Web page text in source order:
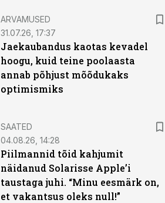
ARVAMUSED
31.07.26, 17:37
Jaekaubandus kaotas kevadel
hoogu, kuid teine poolaasta
annab põhjust mõõdukaks
optimismiks
SAATED
04.08.26, 14:28
Piilmannid tõid kahjumit
näidanud Solarisse Apple’i
taustaga juhi. “Minu eesmärk on,
et vakantsus oleks null!”